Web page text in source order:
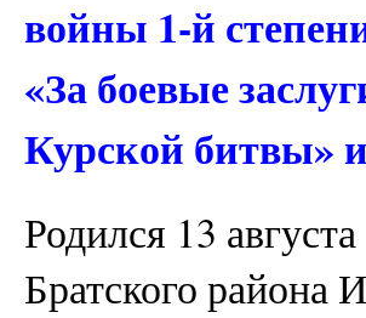
войны 1-й
«За боевые
Курской битвы»
Родился 13
Братского района